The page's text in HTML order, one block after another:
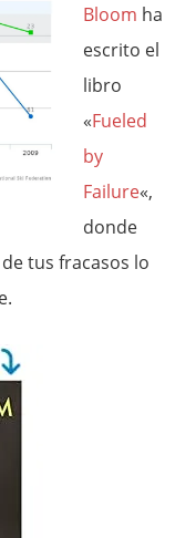
Bloom ha
escrito el
libro
«Fueled
by
Failure«,
donde
tus fracasos lo